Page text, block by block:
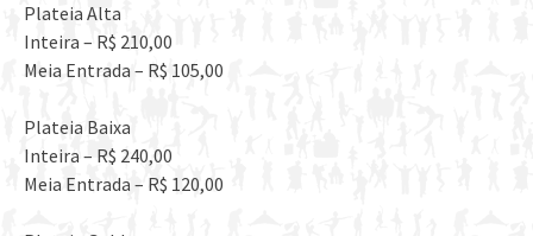
Plateia Alta
Inteira – R$ 210,00
Meia Entrada – R$ 105,00
Plateia Baixa
Inteira – R$ 240,00
Meia Entrada – R$ 120,00